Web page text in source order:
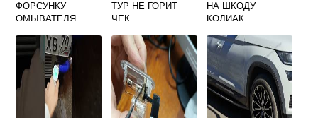
ФОРСУНКУ
ОМЫВАТЕЛЯ
СТЕКЛА НА
ШКОДА ОКТАВИЯ
А5
ТУР НЕ ГОРИТ
ЧЕК
НА ШКОДУ
КОДИАК